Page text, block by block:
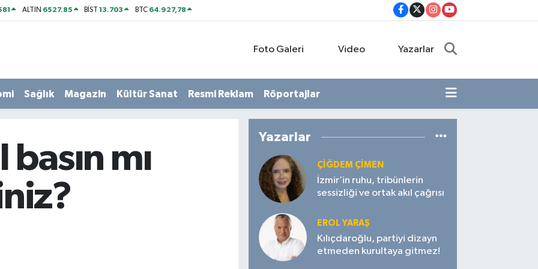
ALTIN 6527.85 BİST13.703 BTC 64.927,78
Foto Galeri Video Yazarlar
Sağlık Magazin Kültür Sanat Resmi Reklam Röportajlar
basın mı
Yazarlar
ÇIĞDEM ÇIMEN
İzmir’in ruhu, tribünlerin
sessizliği ve ortak akıl çağrısı
EROL YARAŞ
Kılıçdaroğlu, partiyi dizayn
etmeden kurultaya gitmez!